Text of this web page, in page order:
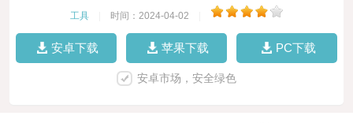
工具 时间：2024-04-02
安卓下载 苹果下载 PC下载
安卓市场，安全绿色